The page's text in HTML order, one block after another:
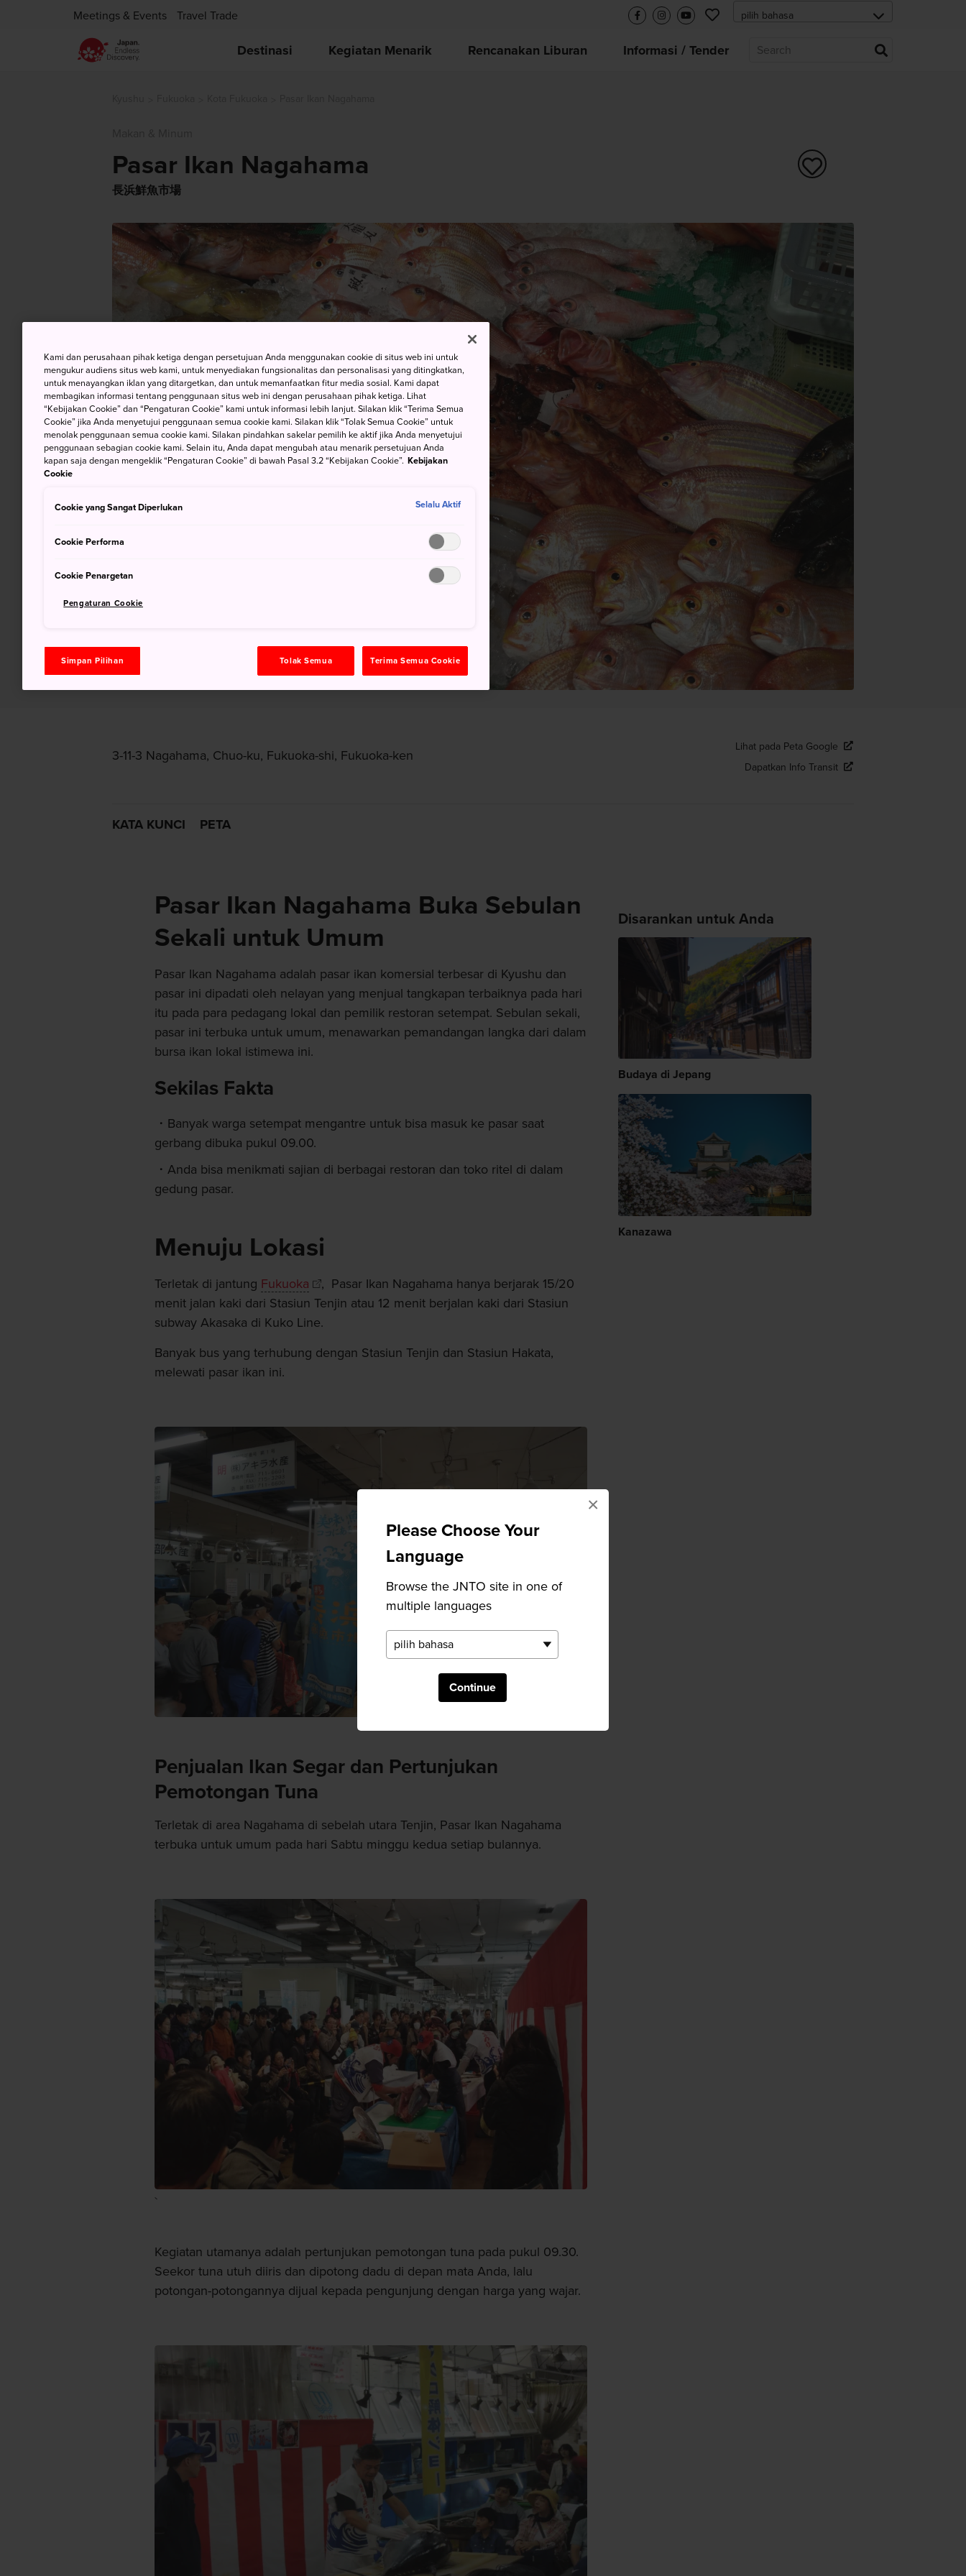
Please Choose Your
Language
Browse the JNTO site in one of
multiple languages
Continue
×
Meetings & Events Travel Trade
Destinasi Kegiatan Menarik Rencanakan Liburan Informasi / Tender
Pasar Ikan Nagahama
長浜鮮魚市場
3-11-3 Nagahama, Chuo-ku, Fukuoka-shi, Fukuoka-ken
Lihat pada Peta Google
Dapatkan Info Transit
KATA KUNCI PETA
Pasar Ikan Nagahama Buka Sebulan
Sekali untuk Umum
Pasar Ikan Nagahama adalah pasar ikan komersial terbesar di Kyushu dan
pasar ini dipadati oleh nelayan yang menjual tangkapan terbaiknya pada hari
itu pada para pedagang lokal dan pemilik restoran setempat. Sebulan sekali,
pasar ini terbuka untuk umum, menawarkan pemandangan langka dari dalam
bursa ikan lokal istimewa ini.
Sekilas Fakta
Banyak warga setempat mengantre untuk bisa masuk ke pasar saat
gerbang dibuka pukul 09.00.
Anda bisa menikmati sajian di berbagai restoran dan toko ritel di dalam
gedung pasar.
Menuju Lokasi
Terletak di jantung Fukuoka
, Pasar Ikan Nagahama hanya berjarak 15/20
menit jalan kaki dari Stasiun Tenjin atau 12 menit berjalan kaki dari Stasiun
subway Akasaka di Kuko Line.
Banyak bus yang terhubung dengan Stasiun Tenjin dan Stasiun Hakata,
melewati pasar ikan ini.
Penjualan Ikan Segar dan Pertunjukan
Pemotongan Tuna
Terletak di area Nagahama di sebelah utara Tenjin, Pasar Ikan Nagahama
terbuka untuk umum pada hari Sabtu minggu kedua setiap bulannya.
`
Kegiatan utamanya adalah pertunjukan pemotongan tuna pada pukul 09.30.
Seekor tuna utuh diiris dan dipotong dadu di depan mata Anda, lalu
potongan-potongannya dijual kepada pengunjung dengan harga yang wajar.
Disarankan untuk Anda
Budaya di Jepang
Kanazawa
Kami dan perusahaan pihak ketiga dengan persetujuan Anda menggunakan cookie di situs web ini untuk
mengukur audiens situs web kami, untuk menyediakan fungsionalitas dan personalisasi yang ditingkatkan,
untuk menayangkan iklan yang ditargetkan, dan untuk memanfaatkan fitur media sosial. Kami dapat
membagikan informasi tentang penggunaan situs web ini dengan perusahaan pihak ketiga. Lihat
“Kebijakan Cookie” dan “Pengaturan Cookie” kami untuk informasi lebih lanjut. Silakan klik “Terima Semua
Cookie” jika Anda menyetujui penggunaan semua cookie kami. Silakan klik “Tolak Semua Cookie” untuk
menolak penggunaan semua cookie kami. Silakan pindahkan sakelar pemilih ke aktif jika Anda menyetujui
penggunaan sebagian cookie kami. Selain itu, Anda dapat mengubah atau menarik persetujuan Anda
kapan saja dengan mengeklik “Pengaturan Cookie” di bawah Pasal 3.2 “Kebijakan Cookie”. Kebijakan
Cookie
Cookie yang Sangat Diperlukan Selalu Aktif
Cookie Performa
Cookie Penargetan
Pengaturan Cookie
Simpan Pilihan Tolak Semua Terima Semua Cookie